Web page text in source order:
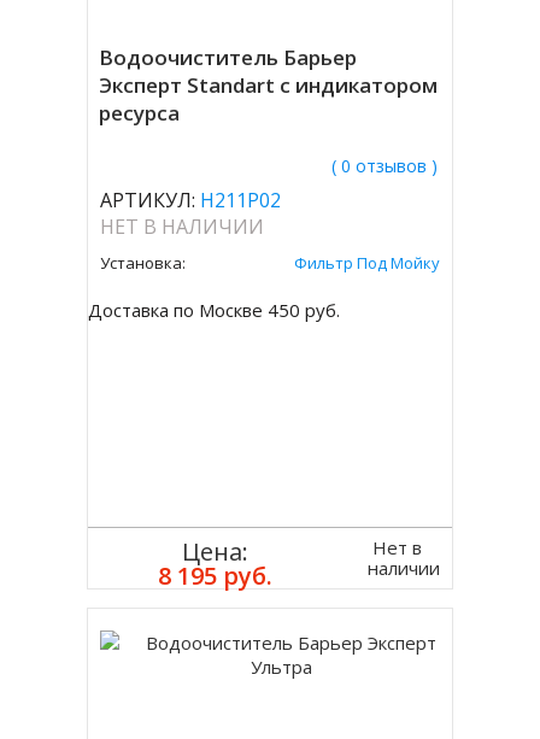
Водоочиститель Барьер
Эксперт Standart с индикатором
ресурса
( 0 отзывов )
АРТИКУЛ: Н211Р02
НЕТ В НАЛИЧИИ
Установка: Фильтр Под Мойку
Доставка по Москве 450 руб.
Цена:
8 195 руб.
Нет в
наличии